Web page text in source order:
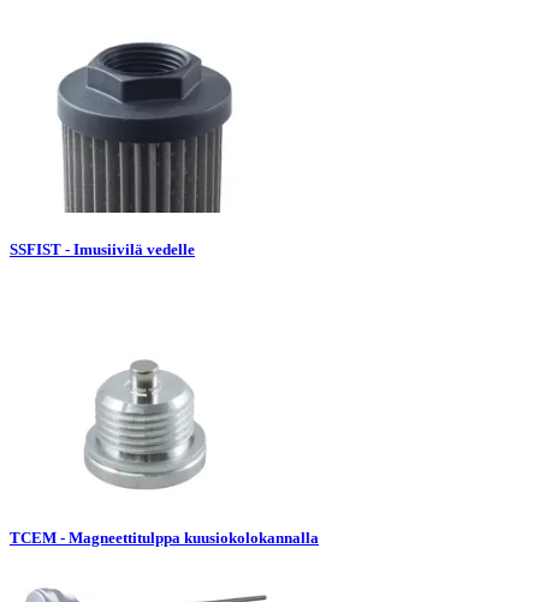
SSFIST - Imusiivilä vedelle
TCEM - Magneettitulppa kuusiokolokannalla